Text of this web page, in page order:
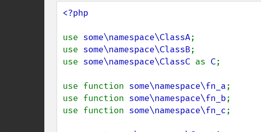
<?php
use some\namespace\ClassA;
use some\namespace\ClassB;
use some\namespace\ClassC as C;
use function some\namespace\fn_a;
use function some\namespace\fn_b;
use function some\namespace\fn_c;